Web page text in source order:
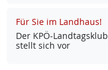
Für Sie im Landhaus!
Der KPÖ-Land­tags­klub
stellt sich vor